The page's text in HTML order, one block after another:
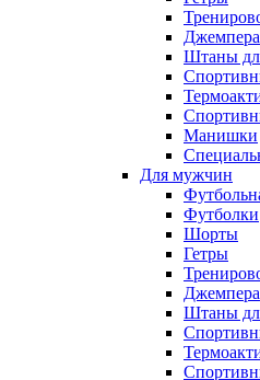
Штаны
Манишки
Для мужчин
Футболки
Шорты
Гетры
Штаны